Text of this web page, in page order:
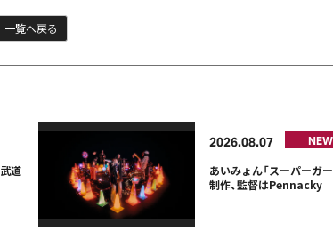
一覧へ戻る
道
2026 08 07 NEW
あいみょん「スーパーガ
制作、監督はPennacky